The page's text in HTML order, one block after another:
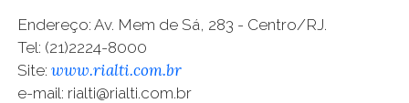
Endereço: Av. Mem de Sá, 283 - Centro/RJ.
Tel: (21)2224-8000
Site: www.rialti.com.br
e-mail: rialti@rialti.com.br